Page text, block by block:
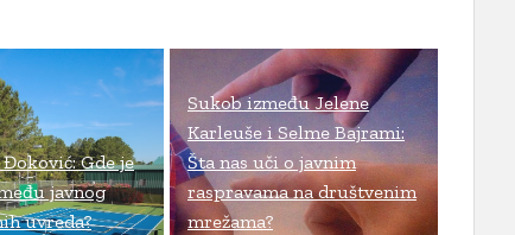
Gde je
javnog
uvreda?
Sukob između Jelene
Karleuše i Selme Bajrami:
Šta nas uči o javnim
raspravama na društvenim
mrežama?